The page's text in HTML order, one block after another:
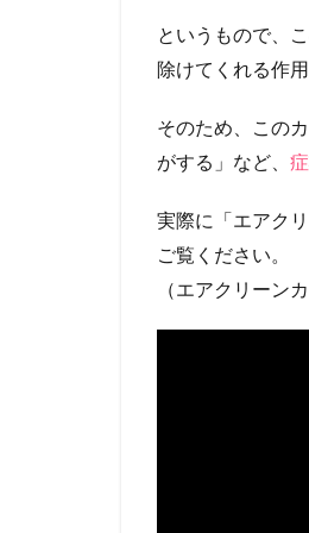
というもので、
除けてくれる作
そのため、この
がする」など、
実際に「エアク
ご覧ください。
（エアクリーン